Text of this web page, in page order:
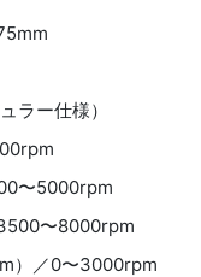
ラー仕様）
〜5000rpm
〜8000rpm
）／0〜3000rpm